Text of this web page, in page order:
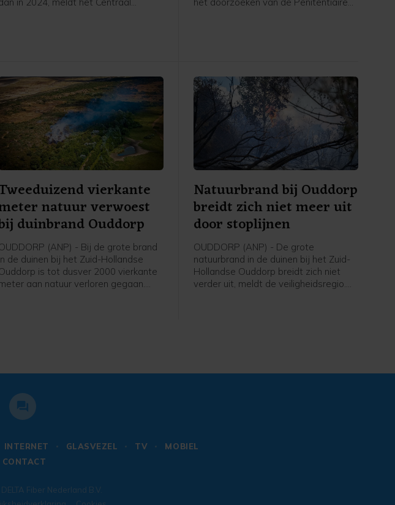
in 2024, meldt het Centraal
65 procent in 2024. In totaal
ontvingen 719.000 ouders
het doorzoeken van de Penitentiaire
Defensie donderdag.
vierkante
natuur verwoest
duinbrand Ouddorp
(ANP) - Bij de grote brand
de duinen bij het Zuid-Hollandse
is tot dusver 2000 vierkante
aan natuur verloren gegaan.
Natuurbrand bij Ouddorp
breidt zich niet meer uit
door stoplijnen
OUDDORP (ANP) - De grote
natuurbrand in de duinen bij het Zuid-
Hollandse Ouddorp breidt zich niet
verder uit, meldt de veiligheidsregio.
INTERNET GLASVEZEL TV
MOBIEL
CONTACT
DELTA Fiber Nederland B.V.